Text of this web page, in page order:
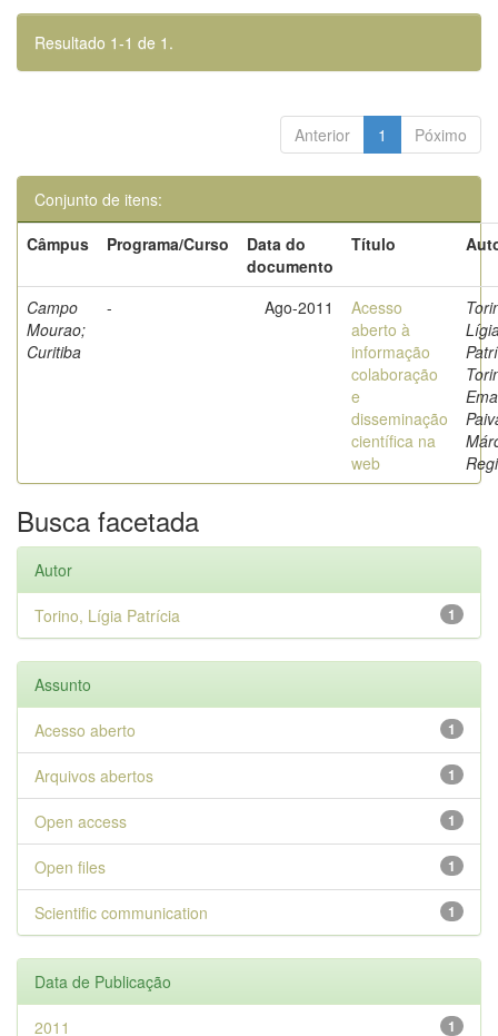
Resultado 1-1 de 1.
Anterior 1 Póximo
Conjunto de itens:
Câmpus
Programa/Curso
Data do
documento
Título
Campo
Mourao;
Curitiba
- Ago-2011
Acesso
aberto à
informação
colaboração
e
disseminação
científica na
web
Busca facetada
Autor
1
Torino, Lígia Patrícia
Assunto
1
Acesso aberto
1
Arquivos abertos
1
Open access
1
Open files
1
Scientific communication
Data de Publicação
1
2011